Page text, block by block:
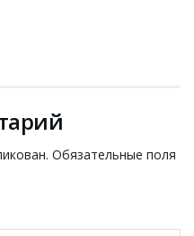
Обязательные поля